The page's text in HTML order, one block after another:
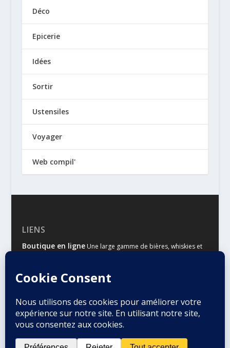
Déco
Epicerie
Idées
Sortir
Ustensiles
Voyager
Web compil'
LIENS
Boutique en ligneUne large gamme de bières, whiskies et
Malts & HoublonsLe site d’information des amateurs de
Conçu parElegant Themes | Propulsé parWordPress